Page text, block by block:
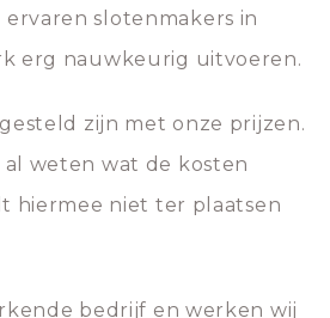
slotenmakers in
erg nauwkeurig uitvoeren.
zijn met onze prijzen.
weten wat de kosten
hiermee niet ter plaatsen
bedrijf en werken wij